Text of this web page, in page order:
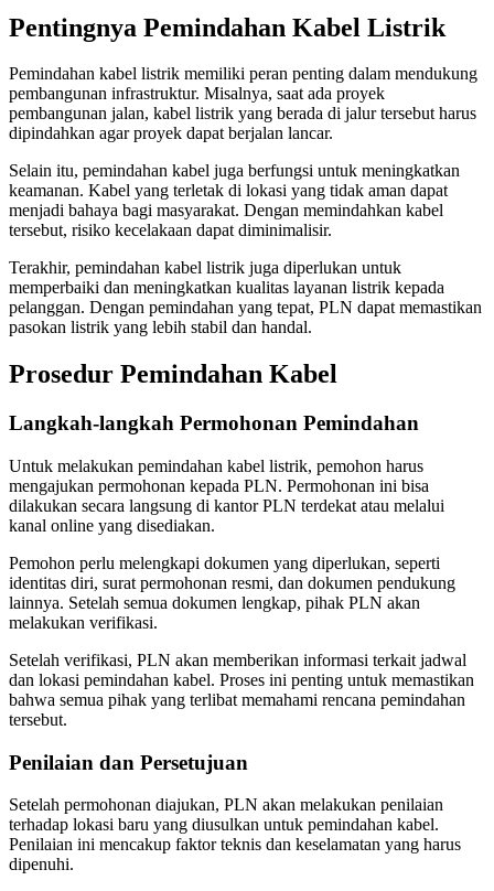
Pentingnya Pemindahan Kabel Listrik
Pemindahan kabel listrik memiliki peran penting dalam mendukung
pembangunan infrastruktur. Misalnya, saat ada proyek
pembangunan jalan, kabel listrik yang berada di jalur tersebut harus
dipindahkan agar proyek dapat berjalan lancar.
Selain itu, pemindahan kabel juga berfungsi untuk meningkatkan
keamanan. Kabel yang terletak di lokasi yang tidak aman dapat
menjadi bahaya bagi masyarakat. Dengan memindahkan kabel
tersebut, risiko kecelakaan dapat diminimalisir.
Terakhir, pemindahan kabel listrik juga diperlukan untuk
memperbaiki dan meningkatkan kualitas layanan listrik kepada
pelanggan. Dengan pemindahan yang tepat, PLN dapat memastikan
pasokan listrik yang lebih stabil dan handal.
Prosedur Pemindahan Kabel
Langkah-langkah Permohonan Pemindahan
Untuk melakukan pemindahan kabel listrik, pemohon harus
mengajukan permohonan kepada PLN. Permohonan ini bisa
dilakukan secara langsung di kantor PLN terdekat atau melalui
kanal online yang disediakan.
Pemohon perlu melengkapi dokumen yang diperlukan, seperti
identitas diri, surat permohonan resmi, dan dokumen pendukung
lainnya. Setelah semua dokumen lengkap, pihak PLN akan
melakukan verifikasi.
Setelah verifikasi, PLN akan memberikan informasi terkait jadwal
dan lokasi pemindahan kabel. Proses ini penting untuk memastikan
bahwa semua pihak yang terlibat memahami rencana pemindahan
tersebut.
Penilaian dan Persetujuan
Setelah permohonan diajukan, PLN akan melakukan penilaian
terhadap lokasi baru yang diusulkan untuk pemindahan kabel.
Penilaian ini mencakup faktor teknis dan keselamatan yang harus
dipenuhi.